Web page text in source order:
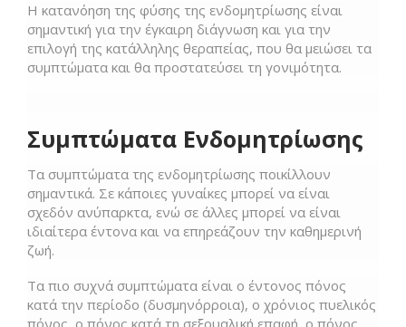
Η κατανόηση της φύσης της ενδομητρίωσης είναι
σημαντική για την έγκαιρη διάγνωση και για την
επιλογή της κατάλληλης θεραπείας, που θα μειώσει τα
συμπτώματα και θα προστατεύσει τη γονιμότητα.
Συμπτώματα Ενδομητρίωσης
Τα συμπτώματα της ενδομητρίωσης ποικίλλουν
σημαντικά. Σε κάποιες γυναίκες μπορεί να είναι
σχεδόν ανύπαρκτα, ενώ σε άλλες μπορεί να είναι
ιδιαίτερα έντονα και να επηρεάζουν την καθημερινή
ζωή.
Τα πιο συχνά συμπτώματα είναι ο έντονος πόνος
κατά την περίοδο (δυσμηνόρροια), ο χρόνιος πυελικός